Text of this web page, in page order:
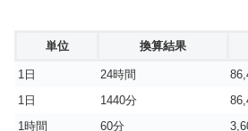
単位 換算結果
1日 24時間
1日
1440分
1時間
60分